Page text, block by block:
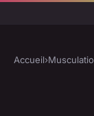
Accueil›